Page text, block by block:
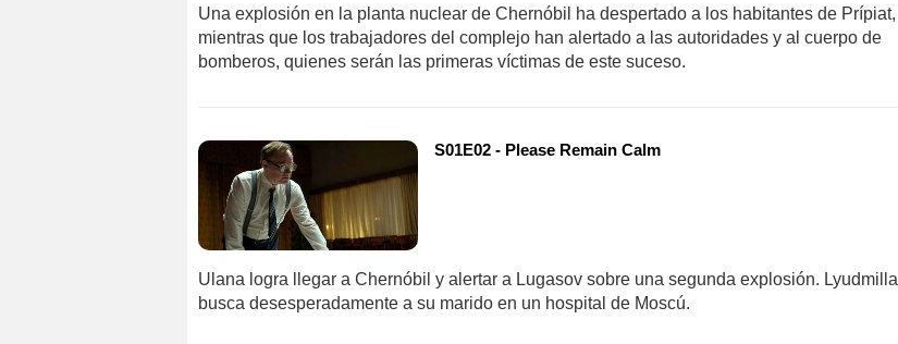
Una explosión en la planta nuclear de Chernóbil ha despertado a los habitantes de Prípiat,
mientras que los trabajadores del complejo han alertado a las autoridades y al cuerpo de
bomberos, quienes serán las primeras víctimas de este suceso.
S01E02 - Please Remain Calm
Ulana logra llegar a Chernóbil y alertar a Lugasov sobre una segunda explosión. Lyudmilla
busca desesperadamente a su marido en un hospital de Moscú.